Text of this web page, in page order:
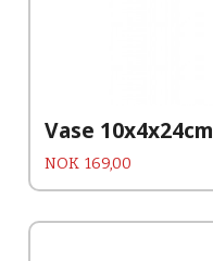
Vase 10x4x24cm
Pris
NOK 169,00